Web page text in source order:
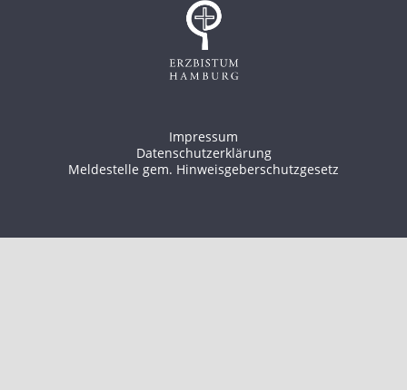
Impressum
Datenschutzerklärung
Meldestelle gem. Hinweisgeberschutzgesetz